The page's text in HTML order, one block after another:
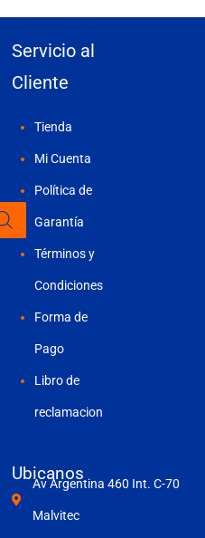
Servicio al
Cliente
Tienda
Mi Cuenta
Política de
Garantía
Términos y
Condiciones
Forma de
Pago
Libro de
reclamacion
Ubicanos
Av Argentina 460 Int. C-70
Malvitec